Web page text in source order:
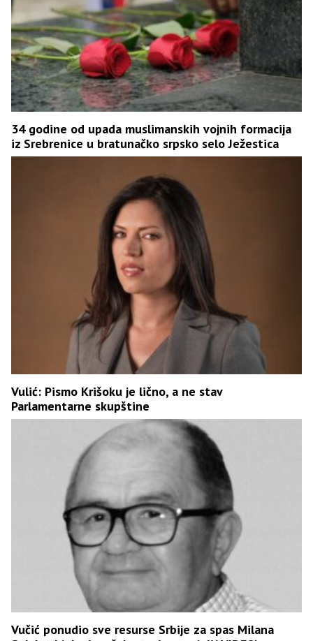
34 godine od upada muslimanskih vojnih formacija
iz Srebrenice u bratunačko srpsko selo Ježestica
Vulić: Pismo Krišoku je lično, a ne stav
Parlamentarne skupštine
Vučić ponudio sve resurse Srbije za spas Milana